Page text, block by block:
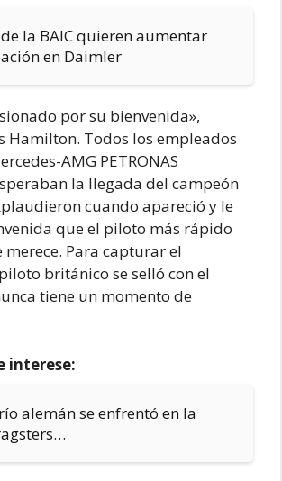
la BAIC quieren aumentar
en Daimler
por su bienvenida»,
Hamilton. Todos los empleados
AMG PETRONAS
la llegada del campeón
cuando apareció y le
que el piloto más rápido
Para capturar el
británico se selló con el
tiene un momento de
interese:
alemán se enfrentó en la